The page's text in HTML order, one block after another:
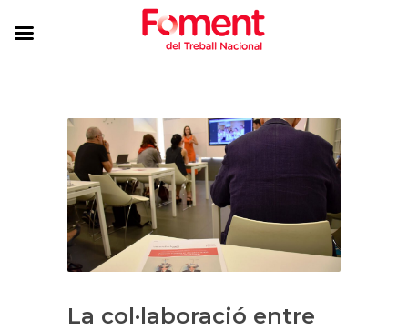
La col·laboració entre